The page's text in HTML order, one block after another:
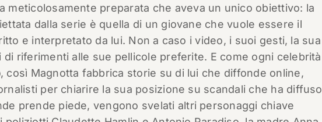
meticolosamente preparata che aveva un unico obiettivo: la
dalla serie è quella di un giovane che vuole essere il
e interpretato da lui. Non a caso i video, i suoi gesti, la sua
riferimenti alle sue pellicole preferite. E come ogni celebrità
, così Magnotta fabbrica storie su di lui che diffonde online,
per chiarire la sua posizione su scandali che ha diffuso
prende piede, vengono svelati altri personaggi chiave